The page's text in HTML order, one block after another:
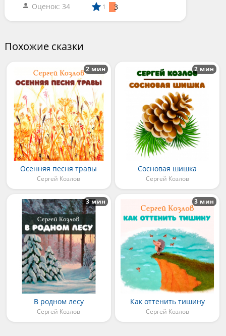
Оценок: 34 1 3
Похожие сказки
Осенняя песня травы
Сергей Козлов
2 мин
Сосновая шишка
Сергей Козлов
2 мин
В родном лесу
Сергей Козлов
3 мин
Как оттенить тишину
Сергей Козлов
3 мин